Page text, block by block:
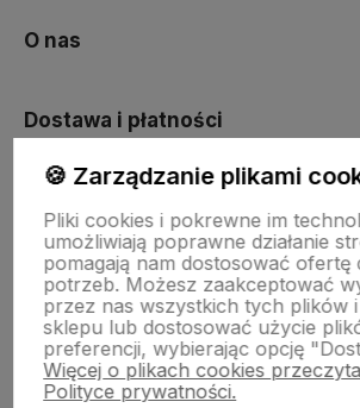
O nas
Dostawa i płatności
Obsługa hurtowa
🍪 Zarządzanie plikami
Pliki cookies i pokrewne im
umożliwiają poprawne działanie
pomagają nam dostosować ofertę
potrzeb. Możesz zaakceptować
przez nas wszystkich tych plików
sklepu lub dostosować użycie
preferencji, wybierając opcję
Więcej o plikach cookies
Polityce prywatności.